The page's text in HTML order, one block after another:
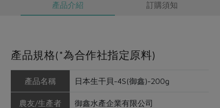
產品介紹 訂購須知
產品規格(*為合作社指定原料)
產品名稱 日本生干貝-4S(御鑫)-200g
農友/生產者 御鑫水產企業有限公司